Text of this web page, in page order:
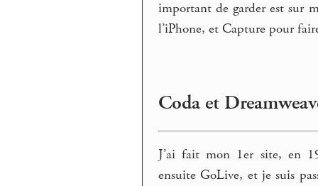
important de garder est sur
l’iPhone, et Capture pour
Coda et
J’ai fait mon 1er site, en
ensuite GoLive, et je suis